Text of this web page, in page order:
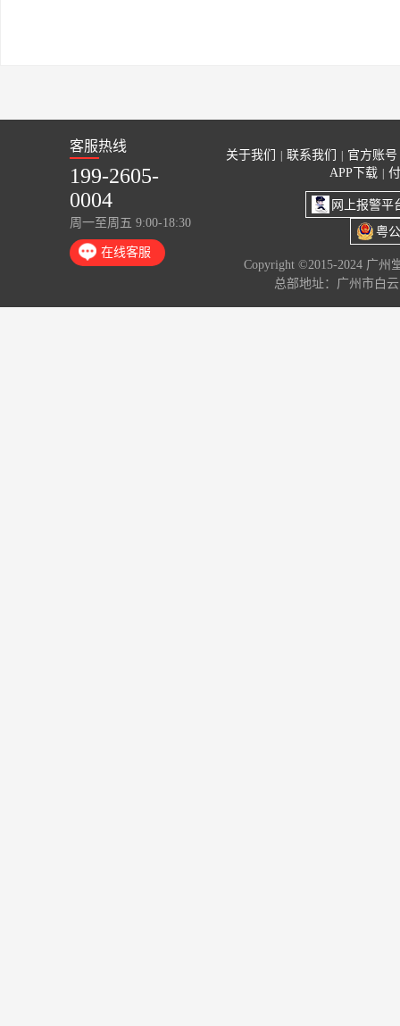
客服热线
199-2605-
0004
周一至周五 9:00-18:30
在线客服
关于我们 联系我们
官方账号
APP下载
网上报警平
粤
Copyright ©2015-2024 广州
总部地址：广州市白